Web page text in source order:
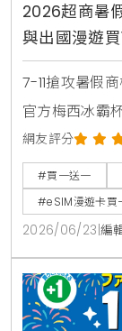
2026超商暑
與出國漫遊
7-11搶攻暑假
官方梅西冰霸
椒麻熱狗。針
會，免費下載
漫遊網卡享買1
網友評分
#買一送一
#eSIM漫遊卡買
2026/06/23 編